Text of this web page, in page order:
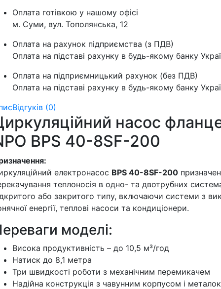
Оплата готівкою у нашому офісі
м. Суми, вул. Тополянська, 12
Оплата на рахунок підприємства (з ПДВ)
Оплата на підставі рахунку в будь-якому банку
Оплата на підприємницький рахунок (без ПДВ)
Оплата на підставі рахунку в будь-якому банку
Відгуків (0)
насос
BPS 40-8SF-200
електронасос BPS 40-8SF-200
теплоносія в одно- та двотрубних
або закритого типу, включаючи системи з
енергії, теплові насоси та кондиціонери.
моделі:
Висока продуктивність – до 10,5 м³/год
Натиск до 8,1 метра
Три швидкості роботи з механічним перемикачем
Надійна конструкція з чавунним корпусом і